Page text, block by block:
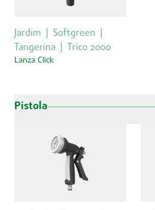
Jardim
Softgreen
Tangerina
Trico 2000
Lanza Click
Pistola